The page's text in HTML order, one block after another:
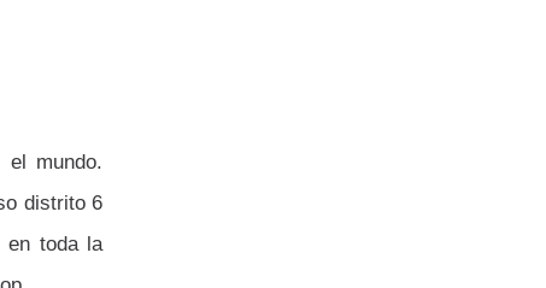
mundo.
distrito 6
en toda la